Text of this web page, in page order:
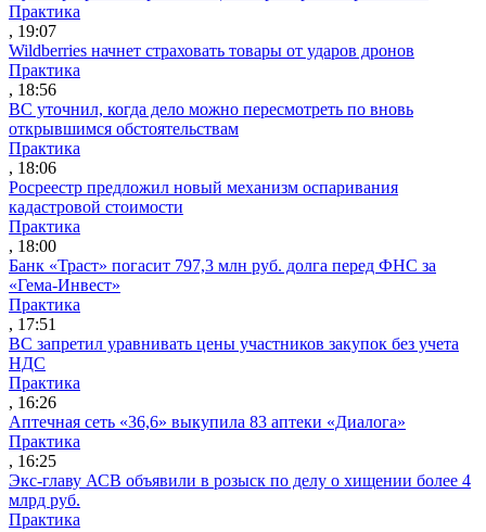
Практика
, 19:07
Wildberries начнет страховать товары от ударов дронов
Практика
, 18:56
ВС уточнил, когда дело можно пересмотреть по вновь
открывшимся обстоятельствам
Практика
, 18:06
Росреестр предложил новый механизм оспаривания
кадастровой стоимости
Практика
, 18:00
Банк «Траст» погасит 797,3 млн руб. долга перед ФНС за
«Гема-Инвест»
Практика
, 17:51
ВС запретил уравнивать цены участников закупок без учета
НДС
Практика
, 16:26
Аптечная сеть «36,6» выкупила 83 аптеки «Диалога»
Практика
, 16:25
Экс-главу АСВ объявили в розыск по делу о хищении более 4
млрд руб.
Практика